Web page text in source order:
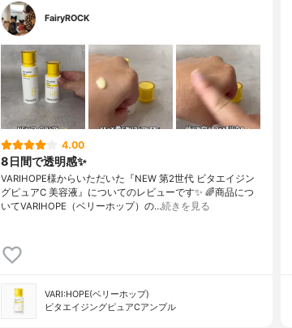
FairyROCK
4.00
8日間で透明感✨
VARIHOPE様からいただいた『NEW 第2世代 ビタエイジン
グピュアC 美容液』についてのレビューです✨ 🌈商品につ
いてVARIHOPE（ベリーホップ）の…続きを見る
VARI:HOPE(ベリーホップ)
ビタエイジングピュアCアンプル